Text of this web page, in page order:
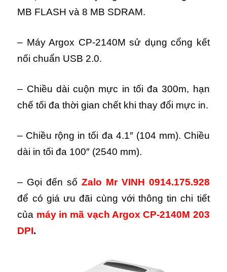
MB FLASH và 8 MB SDRAM.
– Máy Argox CP-2140M sử dụng cổng kết
nối chuẩn USB 2.0.
– Chiều dài cuộn mực in tối đa 300m, hạn
chế tối đa thời gian chết khi thay đổi mực in.
– Chiều rộng in tối đa 4.1″ (104 mm). Chiều
dài in tối đa 100″ (2540 mm).
– Gọi đến số Zalo Mr VINH 0914.175.928
để có giá ưu đãi cùng với thông tin chi tiết
của máy in mã vạch Argox CP-2140M 203
DPI.